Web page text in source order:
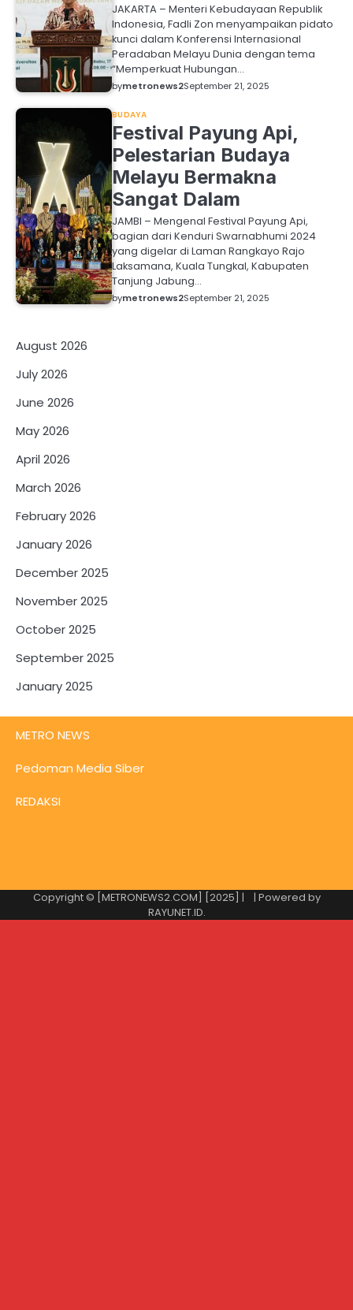
JAKARTA – Menteri Kebudayaan Republik
Indonesia, Fadli Zon menyampaikan pidato
kunci dalam Konferensi Internasional
Peradaban Melayu Dunia dengan tema
“Memperkuat Hubungan…
bymetronews2September 21, 2025
BUDAYA
Festival Payung Api,
Pelestarian Budaya
Melayu Bermakna
Sangat Dalam
JAMBI – Mengenal Festival Payung Api,
bagian dari Kenduri Swarnabhumi 2024
yang digelar di Laman Rangkayo Rajo
Laksamana, Kuala Tungkal, Kabupaten
Tanjung Jabung…
bymetronews2September 21, 2025
August 2026
July 2026
June 2026
May 2026
April 2026
March 2026
February 2026
January 2026
December 2025
November 2025
October 2025
September 2025
January 2025
METRO NEWS
Pedoman Media Siber
REDAKSI
Copyright © [METRONEWS2.COM] [2025] |
| Powered by
RAYUNET.ID.